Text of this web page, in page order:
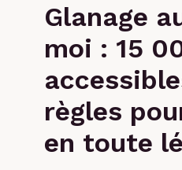
Éducation & Emploi
Glanage
moi : 15
règles
en toute